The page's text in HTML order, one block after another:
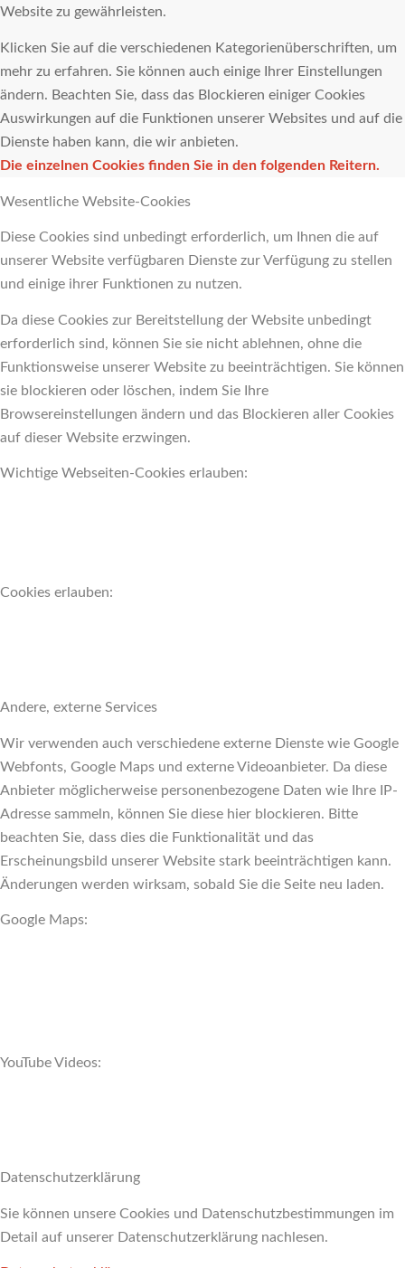
Website zu gewährleisten.
Klicken Sie auf die verschiedenen Kategorienüberschriften, um
mehr zu erfahren. Sie können auch einige Ihrer Einstellungen
ändern. Beachten Sie, dass das Blockieren einiger Cookies
Auswirkungen auf die Funktionen unserer Websites und auf die
Dienste haben kann, die wir anbieten.
Die einzelnen Cookies finden Sie in den folgenden Reitern.
Wesentliche Website-Cookies
Diese Cookies sind unbedingt erforderlich, um Ihnen die auf
unserer Website verfügbaren Dienste zur Verfügung zu stellen
und einige ihrer Funktionen zu nutzen.
Da diese Cookies zur Bereitstellung der Website unbedingt
erforderlich sind, können Sie sie nicht ablehnen, ohne die
Funktionsweise unserer Website zu beeinträchtigen. Sie können
sie blockieren oder löschen, indem Sie Ihre
Browsereinstellungen ändern und das Blockieren aller Cookies
auf dieser Website erzwingen.
Wichtige Webseiten-Cookies erlauben:
Cookies erlauben:
Andere, externe Services
Wir verwenden auch verschiedene externe Dienste wie Google
Webfonts, Google Maps und externe Videoanbieter. Da diese
Anbieter möglicherweise personenbezogene Daten wie Ihre IP-
Adresse sammeln, können Sie diese hier blockieren. Bitte
beachten Sie, dass dies die Funktionalität und das
Erscheinungsbild unserer Website stark beeinträchtigen kann.
Änderungen werden wirksam, sobald Sie die Seite neu laden.
Google Maps:
YouTube Videos:
Datenschutzerklärung
Sie können unsere Cookies und Datenschutzbestimmungen im
Detail auf unserer Datenschutzerklärung nachlesen.